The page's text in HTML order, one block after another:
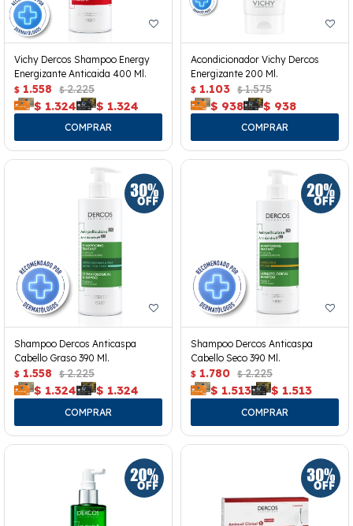
Vichy Dercos Shampoo Energy
Energizante Anticaida 400 Ml.
$ 1.558 $ 2.225
$ 1.324 $ 1.324
Acondicionador Vichy Dercos
Energizante 200 Ml.
$ 1.103 $ 1.575
$ 938 $ 938
Shampoo Dercos Anticaspa
Cabello Graso 390 Ml.
$ 1.558 $ 2.225
$ 1.324 $ 1.324
Shampoo Dercos Anticaspa
Cabello Seco 390 Ml.
$ 1.780 $ 2.225
$ 1.513 $ 1.513